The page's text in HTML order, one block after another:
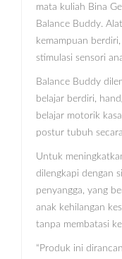
mata kuliah Bina
Balance Buddy.
kemampuan
stimulasi sensori
Balance Buddy
belajar berdiri,
belajar motorik
postur tubuh
Untuk
dilengkapi dengan
penyangga, yang
anak kehilangan
tanpa membatasi
“Produk ini